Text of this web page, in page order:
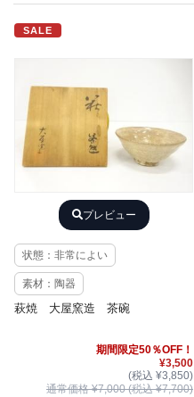
SALE
プレビュー
状態：非常によい
素材：陶器
萩焼 大屋窯造 茶碗
期間限定50％OFF！
¥3,500
(税込 ¥3,850)
通常価格 ¥7,000 (税込 ¥7,700)